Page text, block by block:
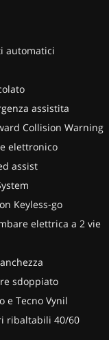
automatici
assistita
Collision Warning
elettronico
assist
Keyless-go
elettrica a 2 vie
sdoppiato
e Tecno Vynil
ribaltabili 40/60